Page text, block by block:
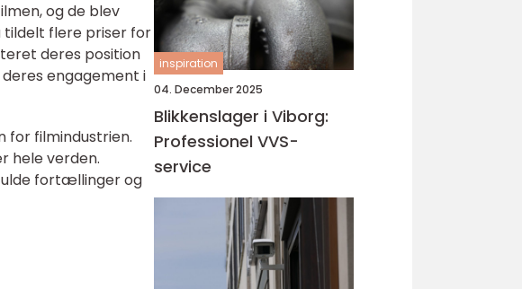
og de blev
tildelt flere priser for
deres position
engagement i
for filmindustrien.
hele verden.
fortællinger og
inspiration
04. December 2025
Blikkenslager i Viborg:
Professionel VVS-
service